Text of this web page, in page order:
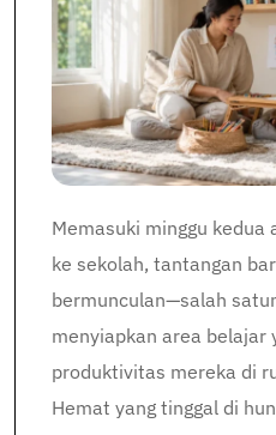
Memasuki minggu
ke sekolah, tantangan
bermunculan—salah
menyiapkan area belajar
produktivitas mereka di
Hemat yang tinggal di